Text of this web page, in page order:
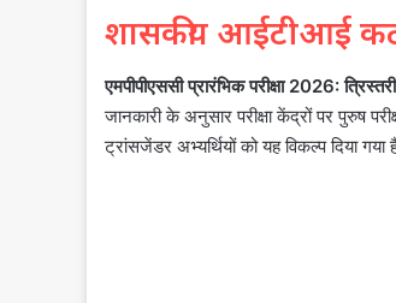
शासकीय आईटीआई
एमपीपीएससी प्रारंभिक परीक्षा 2026:
जानकारी के अनुसार परीक्षा केंद्रों पर पुरुष
ट्रांसजेंडर अभ्यर्थियों को यह विकल्प दिया